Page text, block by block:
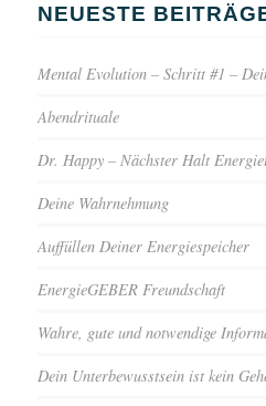
NEUESTE
Mental Evolution – Schritt #1 –
Abendrituale
Dr. Happy – Nächster Halt
Deine Wahrnehmung
Auffüllen Deiner Energiespeicher
EnergieGEBER Freundschaft
Wahre, gute und notwendige
Dein Unterbewusstsein ist kein